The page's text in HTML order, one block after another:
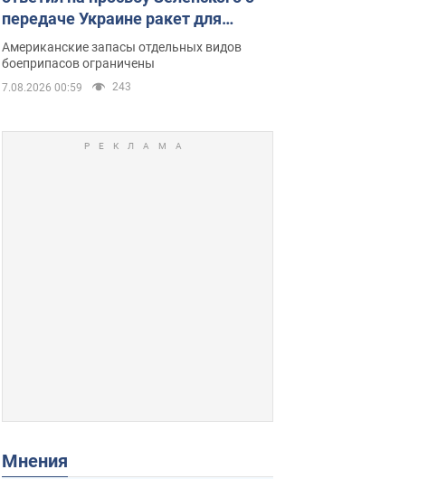
передаче Украине ракет для
Patriot
Американские запасы отдельных видов
боеприпасов ограничены
7.08.2026 00:59 243
Мнения